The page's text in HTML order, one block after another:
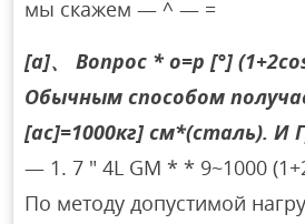
мы скажем — ^ — =
[a]、 Вопрос * о=р [°]
Обычным способом
[ac]=1000кг] см*(сталь). И
— 1. 7 ″ 4L GM * * 9~1000
По методу допустимой